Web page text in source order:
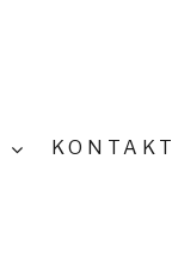
KONTAKT